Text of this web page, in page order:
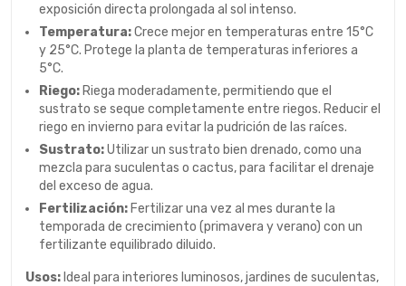
exposición directa prolongada al sol intenso.
Temperatura:Crece mejor en temperaturas entre 15°C
y 25°C. Protege la planta de temperaturas inferiores a
5°C.
Riego: Riega moderadamente, permitiendo que el
sustrato se seque completamente entre riegos. Reducir el
riego en invierno para evitar la pudrición de las raíces.
Sustrato:Utilizar un sustrato bien drenado, como una
mezcla para suculentas o cactus, para facilitar el drenaje
del exceso de agua.
Fertilización: Fertilizar una vez al mes durante la
temporada de crecimiento (primavera y verano) con un
fertilizante equilibrado diluido.
Usos: Ideal para interiores luminosos, jardines de suculentas,